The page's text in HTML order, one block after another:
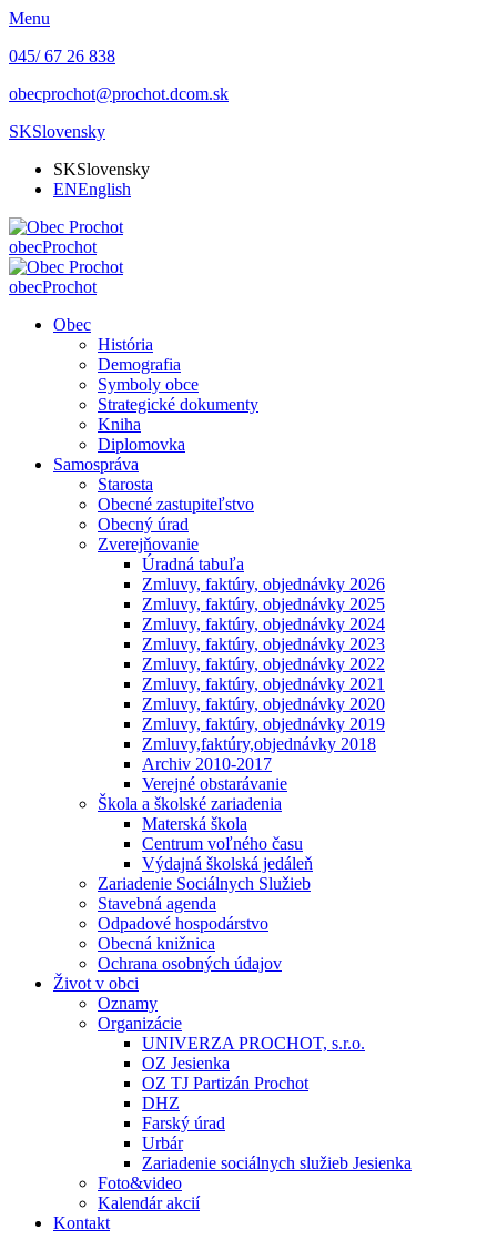
Menu
045/ 67 26 838
obecprochot@prochot.dcom.sk
SKSlovensky
SKSlovensky
ENEnglish
obecProchot
obecProchot
Obec
História
Demografia
Symboly obce
Strategické dokumenty
Kniha
Diplomovka
Samospráva
Starosta
Obecné zastupiteľstvo
Obecný úrad
Zverejňovanie
Úradná tabuľa
Zmluvy, faktúry, objednávky 2026
Zmluvy, faktúry, objednávky 2025
Zmluvy, faktúry, objednávky 2024
Zmluvy, faktúry, objednávky 2023
Zmluvy, faktúry, objednávky 2022
Zmluvy, faktúry, objednávky 2021
Zmluvy, faktúry, objednávky 2020
Zmluvy, faktúry, objednávky 2019
Zmluvy,faktúry,objednávky 2018
Archiv 2010-2017
Verejné obstarávanie
Škola a školské zariadenia
Materská škola
Centrum voľného času
Výdajná školská jedáleň
Zariadenie Sociálnych Služieb
Stavebná agenda
Odpadové hospodárstvo
Obecná knižnica
Ochrana osobných údajov
Život v obci
Oznamy
Organizácie
UNIVERZA PROCHOT, s.r.o.
OZ Jesienka
OZ TJ Partizán Prochot
DHZ
Farský úrad
Urbár
Zariadenie sociálnych služieb Jesienka
Foto&video
Kalendár akcií
Kontakt